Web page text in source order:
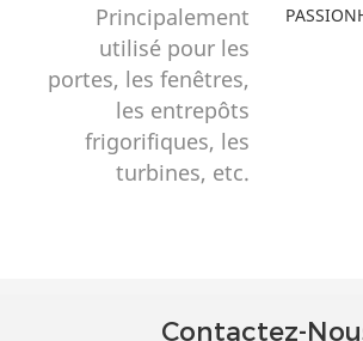
Principalement
utilisé pour les
portes, les fenêtres,
les entrepôts
frigorifiques, les
turbines, etc.
Contactez-